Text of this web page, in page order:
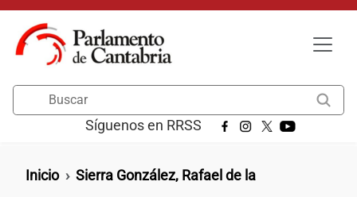
Pasar al contenido principal
Síguenos en RRSS
Ruta de navegación
Inicio Sierra González, Rafael de la